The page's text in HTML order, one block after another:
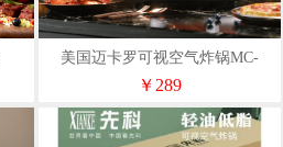
美国迈卡罗可视空气炸锅MC-
KL615
￥289